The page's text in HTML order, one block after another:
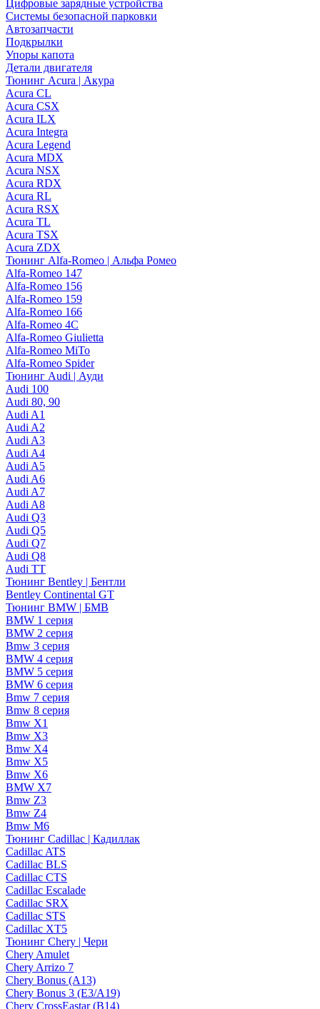
Цифровые зарядные устройства
Системы безопасной парковки
Автозапчасти
Подкрылки
Упоры капота
Детали двигателя
Тюнинг Acura | Акура
Acura CL
Acura CSX
Acura ILX
Acura Integra
Acura Legend
Acura MDX
Acura NSX
Acura RDX
Acura RL
Acura RSX
Acura TL
Acura TSX
Acura ZDX
Тюнинг Alfa-Romeo | Альфа Ромео
Alfa-Romeo 147
Alfa-Romeo 156
Alfa-Romeo 159
Alfa-Romeo 166
Alfa-Romeo 4C
Alfa-Romeo Giulietta
Alfa-Romeo MiTo
Alfa-Romeo Spider
Тюнинг Audi | Ауди
Audi 100
Audi 80, 90
Audi A1
Audi A2
Audi A3
Audi A4
Audi A5
Audi A6
Audi A7
Audi A8
Audi Q3
Audi Q5
Audi Q7
Audi Q8
Audi TT
Тюнинг Bentley | Бентли
Bentley Continental GT
Тюнинг BMW | БМВ
BMW 1 серия
BMW 2 серия
Bmw 3 серия
BMW 4 серия
BMW 5 серия
BMW 6 серия
Bmw 7 серия
Bmw 8 серия
Bmw X1
Bmw X3
Bmw X4
Bmw X5
Bmw X6
BMW X7
Bmw Z3
Bmw Z4
Bmw М6
Тюнинг Cadillac | Кадиллак
Cadillac ATS
Cadillac BLS
Cadillac CTS
Cadillac Escalade
Cadillac SRX
Cadillac STS
Cadillac XT5
Тюнинг Chery | Чери
Chery Amulet
Chery Arrizo 7
Chery Bonus (A13)
Chery Bonus 3 (E3/A19)
Chery CrossEastar (B14)